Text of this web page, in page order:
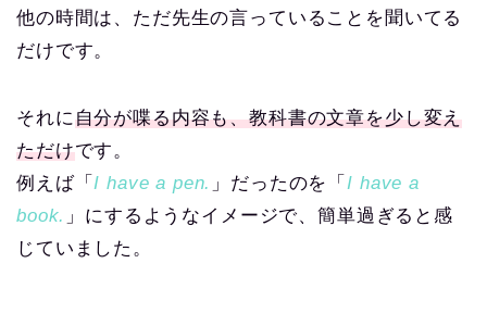
他の時間は、ただ先生の言っていることを聞いてる
だけです。
それに自分が喋る内容も、教科書の文章を少し変え
ただけです。
例えば「 I have a pen. 」だったのを「 I have a
book. 」にするようなイメージで、簡単過ぎると感
じていました。